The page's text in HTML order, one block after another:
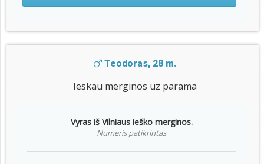
Teodoras, 28 m.
Ieskau merginos uz parama
Vyras iš Vilniaus ieško merginos.
Numeris patikrintas